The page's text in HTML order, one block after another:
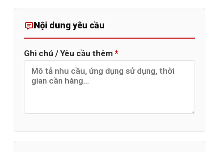
Nội dung yêu cầu
Ghi chú / Yêu cầu thêm *